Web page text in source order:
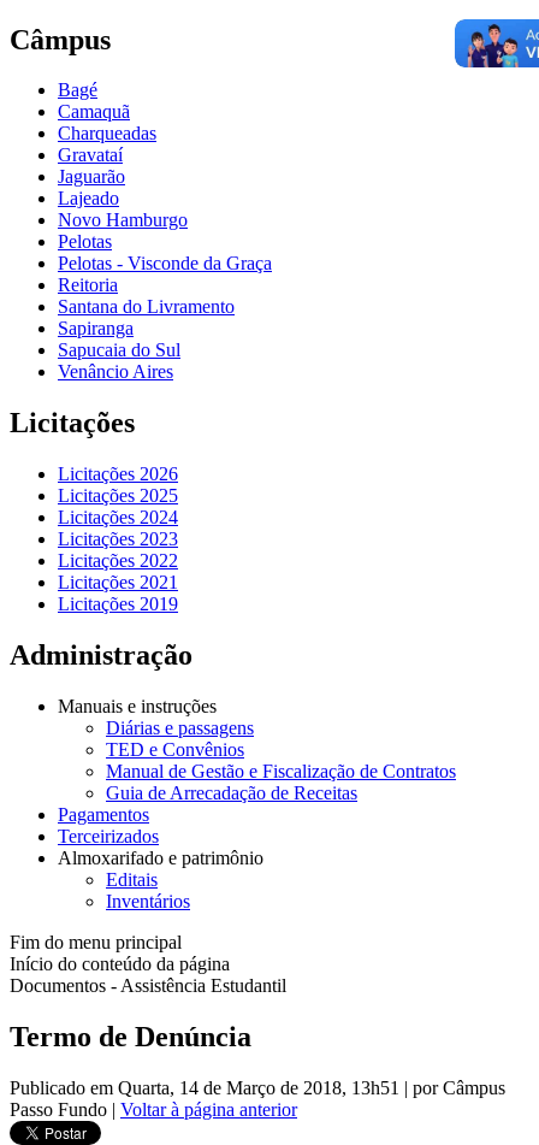
Câmpus
Bagé
Camaquã
Charqueadas
Gravataí
Jaguarão
Lajeado
Novo Hamburgo
Pelotas
Pelotas - Visconde da Graça
Reitoria
Santana do Livramento
Sapiranga
Sapucaia do Sul
Venâncio Aires
Licitações
Licitações 2026
Licitações 2025
Licitações 2024
Licitações 2023
Licitações 2022
Licitações 2021
Licitações 2019
Administração
Manuais e instruções
Diárias e passagens
TED e Convênios
Manual de Gestão e Fiscalização de Contratos
Guia de Arrecadação de Receitas
Pagamentos
Terceirizados
Almoxarifado e patrimônio
Editais
Inventários
Fim do menu principal
Início do conteúdo da página
Documentos - Assistência Estudantil
Termo de Denúncia
Publicado em Quarta, 14 de Março de 2018, 13h51 | por Câmpus
Passo Fundo | Voltar à página anterior